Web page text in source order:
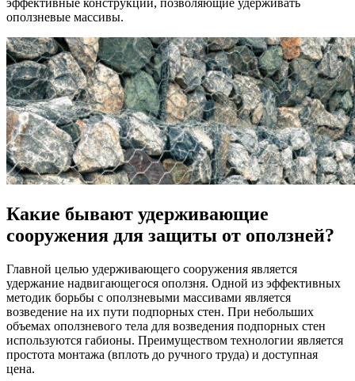
оползневые массивы.
Какие бывают удерживающие
сооружения для защиты от оползней?
Главной целью удерживающего сооружения является
удержание надвигающегося оползня. Одной из эффективных
методик борьбы с оползневыми массивами является
возведение на их пути подпорных стен. При небольших
объемах оползневого тела для возведения подпорных стен
используются габионы. Преимуществом технологии является
простота монтажа (вплоть до ручного труда) и доступная
цена.